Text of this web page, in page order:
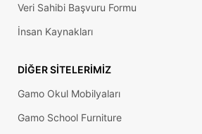
Veri Sahibi Başvuru Formu
İnsan Kaynakları
DIĞER SITELERIMIZ
Gamo Okul Mobilyaları
Gamo School Furniture